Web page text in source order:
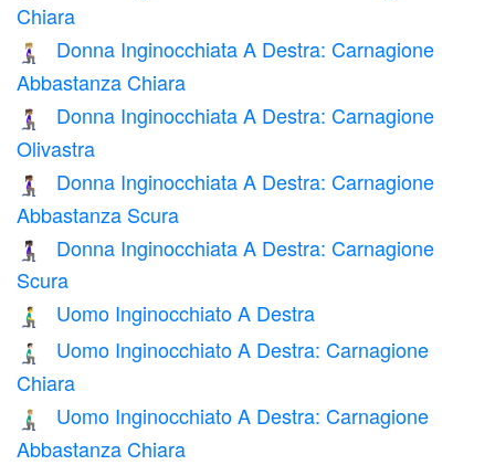
Chiara
🧎🏼‍♀️‍➡️
Donna Inginocchiata A Destra: Carnagione
Abbastanza Chiara
🧎🏽‍♀️‍➡️
Donna Inginocchiata A Destra: Carnagione
Olivastra
🧎🏾‍♀️‍➡️
Donna Inginocchiata A Destra: Carnagione
Abbastanza Scura
🧎🏿‍♀️‍➡️
Donna Inginocchiata A Destra: Carnagione
Scura
🧎‍♂️‍➡️ Uomo Inginocchiato A Destra
🧎🏻‍♂️‍➡️
Uomo Inginocchiato A Destra: Carnagione
Chiara
🧎🏼‍♂️‍➡️
Uomo Inginocchiato A Destra: Carnagione
Abbastanza Chiara